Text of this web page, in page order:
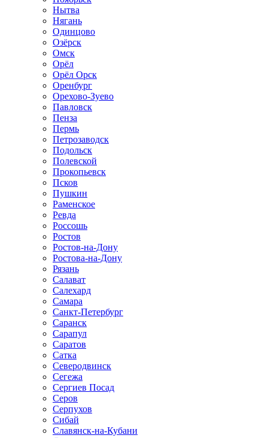
Нытва
Нягань
Одинцово
Озёрск
Омск
Орёл
Орёл Орск
Оренбург
Орехово-Зуево
Павловск
Пенза
Пермь
Петрозаводск
Подольск
Полевской
Прокопьевск
Псков
Пушкин
Раменское
Ревда
Россошь
Ростов
Ростов-на-Дону
Ростова-на-Дону
Рязань
Салават
Салехард
Самара
Санкт-Петербург
Саранск
Сарапул
Саратов
Сатка
Северодвинск
Сегежа
Сергиев Посад
Серов
Серпухов
Сибай
Славянск-на-Кубани